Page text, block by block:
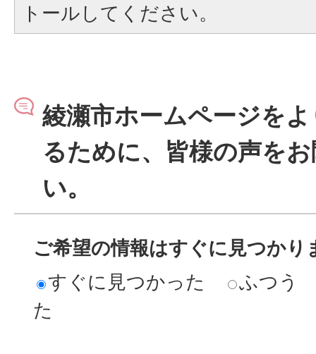
トールしてください。
綾瀬市ホームページを
るために、皆様の声を
い。
ご希望の情報はすぐに見つかり
すぐに見つかった
ふつう
た